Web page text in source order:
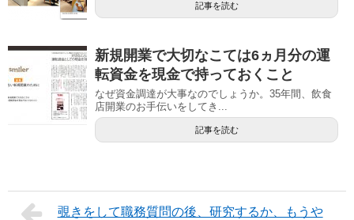
記事を読む
新規開業で大切なこては6ヵ月分の運
転資金を現金で持っておくこと
なぜ資金調達が大事なのでしょうか。35年間、飲食
店開業のお手伝いをしてき...
記事を読む
覗きをして職務質問の後、研究するか、もうや